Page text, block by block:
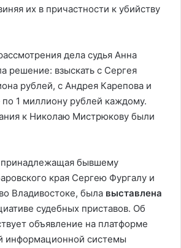
их в причастности к убийству
дела судья Анна
решение: взыскать с Сергея
рублей, с Андрея Карепова и
1 миллиону рублей каждому.
к Николаю Мистрюкову были
принадлежащая бывшему
края Сергею Фургалу и
Владивостоке, была выставлена
судебных приставов. Об
объявление на платформе
информационной системы